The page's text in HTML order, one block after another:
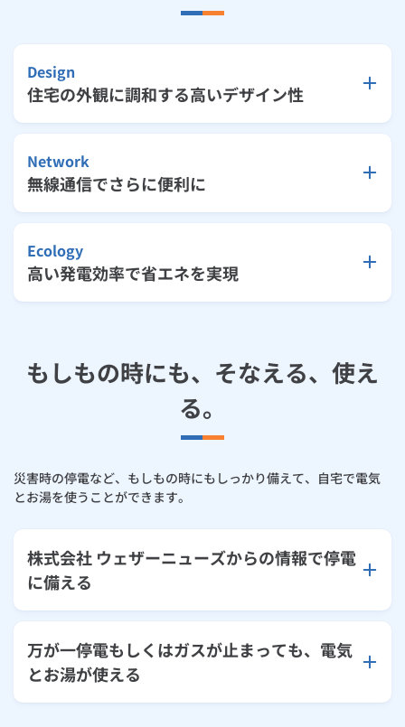
Design
住宅の外観に調和する高いデザイン性
Network
無線通信でさらに便利に
Ecology
高い発電効率で省エネを実現
もしもの時にも、そなえる、使え
る。
災害時の停電など、もしもの時にもしっかり備えて、自宅で電気
とお湯を使うことができます。
株式会社 ウェザーニューズからの情報で停電
に備える
万が一停電もしくはガスが止まっても、電気
とお湯が使える